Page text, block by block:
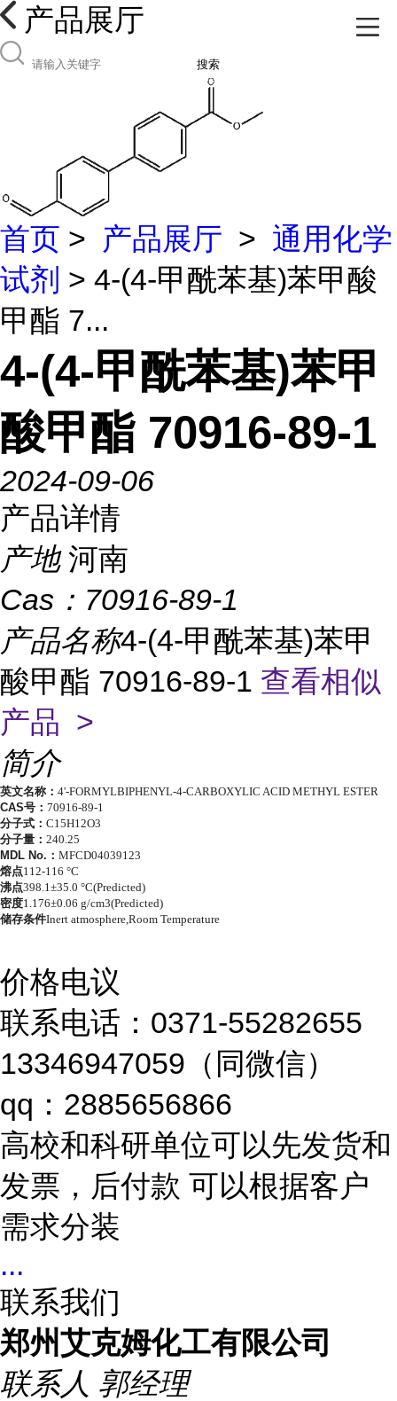
产品展厅
搜索
首页 > 产品展厅 > 通用化学
试剂 > 4-(4-甲酰苯基)苯甲酸
甲酯 7...
4-(4-甲酰苯基)苯甲
酸甲酯 70916-89-1
2024-09-06
产品详情
产地 河南
Cas： 70916-89-1
产品名称4-(4-甲酰苯基)苯甲
酸甲酯 70916-89-1 查看相似
产品 >
简介
英文名称： 4'-FORMYLBIPHENYL-4-CARBOXYLIC ACID METHYL ESTER
CAS号： 70916-89-1
分子式： C15H12O3
分子量： 240.25
MDL No.： MFCD04039123
熔点112-116 °C
沸点398.1±35.0 °C(Predicted)
密度1.176±0.06 g/cm3(Predicted)
储存条件Inert atmosphere,Room Temperature
价格电议
联系电话：0371-55282655
13346947059（同微信）
qq：2885656866
高校和科研单位可以先发货和
发票，后付款 可以根据客户
需求分装
...
联系我们
郑州艾克姆化工有限公司
联系人 郭经理